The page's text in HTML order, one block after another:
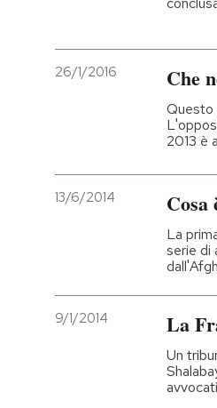
AREA PERSONALE
26/1/2016 Che
Questo
2013 è
13/6/2014
La
serie di
9/1/2014 La
Un